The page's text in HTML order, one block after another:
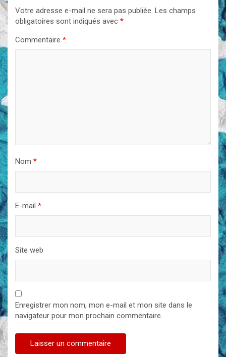
Votre adresse e-mail ne sera pas publiée. Les champs
obligatoires sont indiqués avec *
Commentaire *
Nom *
E-mail *
Site web
Enregistrer mon nom, mon e-mail et mon site dans le
navigateur pour mon prochain commentaire.